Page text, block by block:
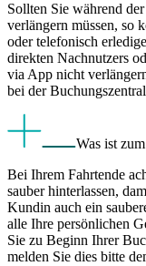
Sollten Sie während
verlängern müssen, so
oder telefonisch
direkten Nachnutzers
via App nicht
bei der
Was ist
Bei Ihrem Fahrtende
sauber hinterlassen,
Kundin auch ein
alle Ihre persönlichen
Sie zu Beginn Ihrer
melden Sie dies bitte